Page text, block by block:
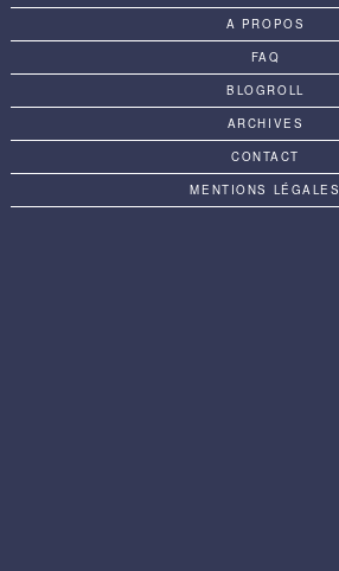
A PROPOS
FAQ
BLOGROLL
ARCHIVES
CONTACT
MENTIONS LÉGALES